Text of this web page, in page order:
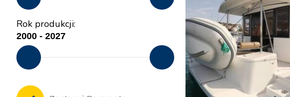
Rok produkcji: